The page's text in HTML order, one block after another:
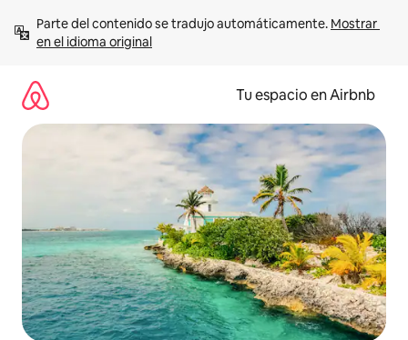
contenido
Parte del contenido se tradujo automáticamente. Mostrar
en el idioma original
Tu espacio en Airbnb